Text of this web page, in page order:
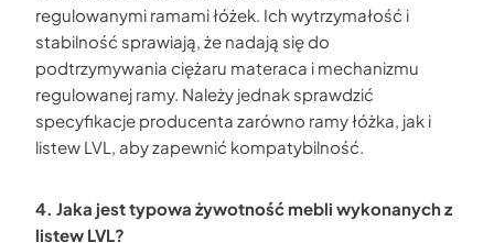
regulowanymi ramami łóżek. Ich wytrzymałość i
stabilność sprawiają, że nadają się do
podtrzymywania ciężaru materaca i mechanizmu
regulowanej ramy. Należy jednak sprawdzić
specyfikacje producenta zarówno ramy łóżka, jak i
listew LVL, aby zapewnić kompatybilność.
4. Jaka jest typowa żywotność mebli wykonanych z
listew LVL?